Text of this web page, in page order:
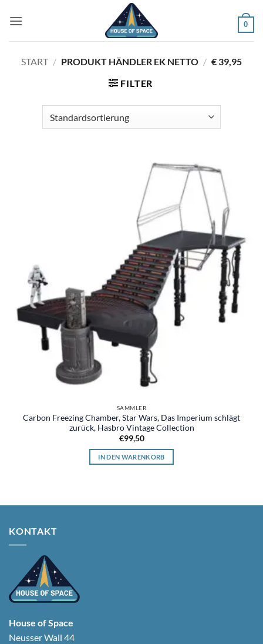
Inhalt
0
START / PRODUKT HÄNDLER EK NETTO / € 39,95
FILTER
SAMMLER
Carbon Freezing Chamber, Star Wars, Das Imperium schlägt
zurück, Hasbro Vintage Collection
€99,50
IN DEN WARENKORB
KONTAKT
House of Space
Neusser Wall 44